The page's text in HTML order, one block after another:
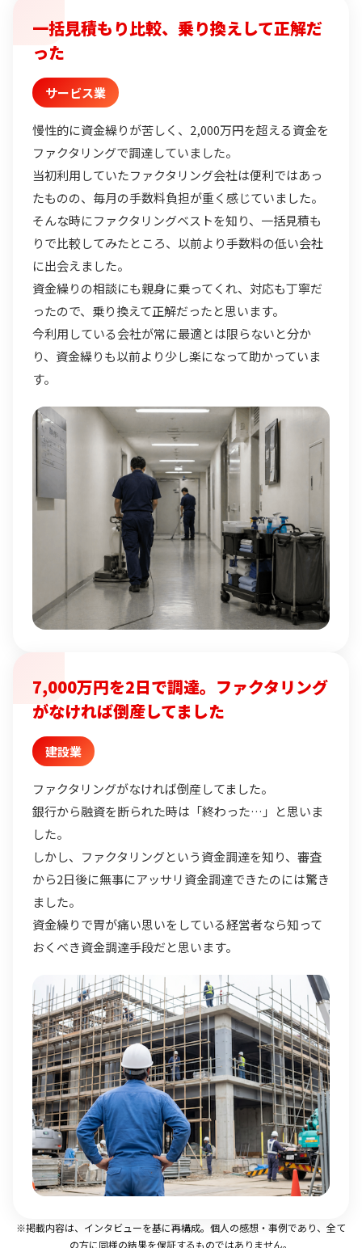
一括見積もり比較、乗り換えして正解だ
った
サービス業
慢性的に資金繰りが苦しく、2,000万円を超える資金を
ファクタリングで調達していました。
当初利用していたファクタリング会社は便利ではあっ
たものの、毎月の手数料負担が重く感じていました。
そんな時にファクタリングベストを知り、一括見積も
りで比較してみたところ、以前より手数料の低い会社
に出会えました。
資金繰りの相談にも親身に乗ってくれ、対応も丁寧だ
ったので、乗り換えて正解だったと思います。
今利用している会社が常に最適とは限らないと分か
り、資金繰りも以前より少し楽になって助かっていま
す。
7,000万円を2日で調達。ファクタリング
がなければ倒産してました
建設業
ファクタリングがなければ倒産してました。
銀行から融資を断られた時は「終わった…」と思いま
した。
しかし、ファクタリングという資金調達を知り、審査
から2日後に無事にアッサリ資金調達できたのには驚き
ました。
資金繰りで胃が痛い思いをしている経営者なら知って
おくべき資金調達手段だと思います。
※掲載内容は、インタビューを基に再構成。個人の感想・事例であり、全て
の方に同様の結果を保証するものではありません。